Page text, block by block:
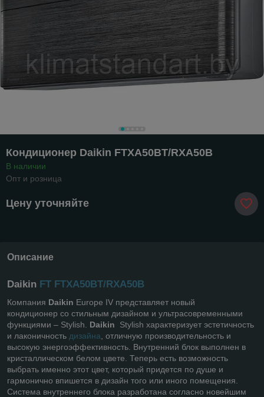
Кондиционер Daikin FTXA50BT/RXA50B
В наличии
Опт и розница
Цену уточняйте
Описание
Daikin FT FTXA50BT/RXA50B
Компания Daikin Europe IV представляет новый
кондиционер со стильным дизайном и ультрасовременными
функциями – Stylish. Daikin
Stylish характеризует эстетичность
и лаконичность дизайна , отличную производительность и
высокую энергоэффективность. Внутренний блок выполнен в
кристаллическом белом цвете. Теперь есть возможность
выбрать именно этот цвет, который придется по душе и
гармонично впишется в дизайн того или иного помещения.
Система внутреннего блока разработана согласно новейшим